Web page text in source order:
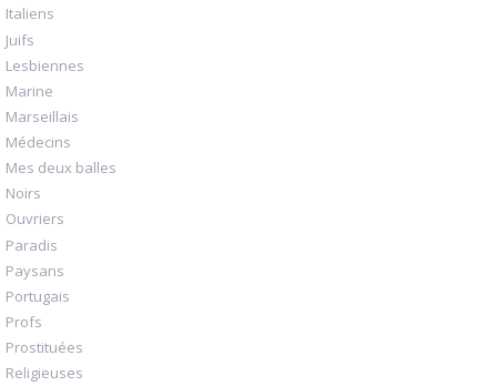
Italiens
Juifs
Lesbiennes
Marine
Marseillais
Médecins
Mes deux balles
Noirs
Ouvriers
Paradis
Paysans
Portugais
Profs
Prostituées
Religieuses